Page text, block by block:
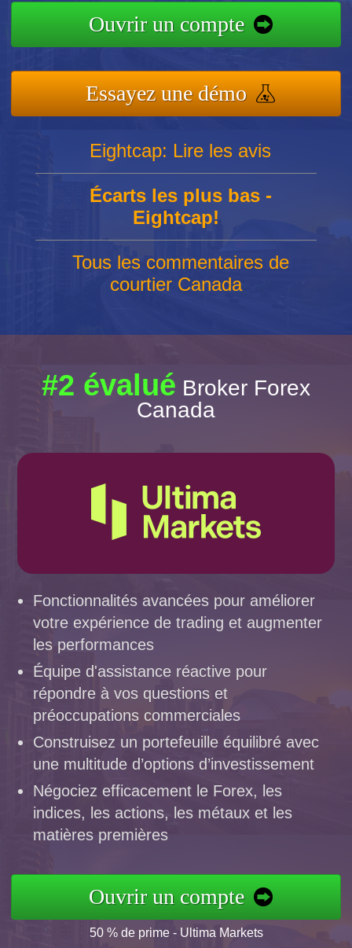
Ouvrir un compte
Essayez une démo
Eightcap: Lire les avis
Écarts les plus bas -
Eightcap!
Tous les commentaires de
courtier Canada
#2 évalué Broker Forex
Canada
Fonctionnalités avancées pour améliorer
votre expérience de trading et augmenter
les performances
Équipe d'assistance réactive pour
répondre à vos questions et
préoccupations commerciales
Construisez un portefeuille équilibré avec
une multitude d’options d’investissement
Négociez efficacement le Forex, les
indices, les actions, les métaux et les
matières premières
Ouvrir un compte
50 % de prime - Ultima Markets